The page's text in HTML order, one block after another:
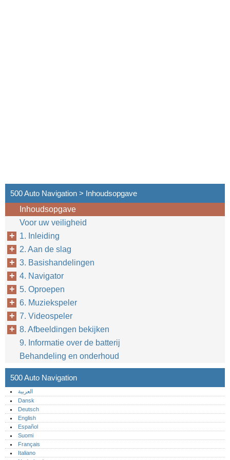
500 Auto Navigation > Inhoudsopgave
Inhoudsopgave
Voor uw veiligheid
1. Inleiding
2. Aan de slag
3. Basishandelingen
4. Navigator
5. Oproepen
6. Muziekspeler
7. Videospeler
8. Afbeeldingen bekijken
9. Informatie over de batterij
Behandeling en onderhoud
500 Auto Navigation
العربية
Dansk
Deutsch
English
Español
Suomi
Français
Italiano